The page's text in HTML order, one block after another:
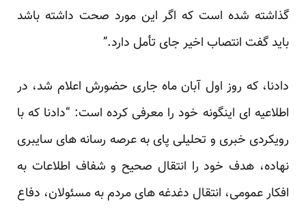
گذاشته شده است که اگر این مورد صحت داشته باشد
باید گفت انتصاب اخیر جای تأمل دارد.”
دادنا، که روز اول آبان ماه جاری حضورش اعلام شد، در
اطلاعیه ای اینگونه خود را معرفی کرده است: “دادنا که با
رویکردی خبری و تحلیلی پای به عرصه رسانه های سایبری
نهاده، هدف خود را انتقال صحیح و شفاف اطلاعات به
افکار عمومی، انتقال دغدغه های مردم به مسئولان، دفاع